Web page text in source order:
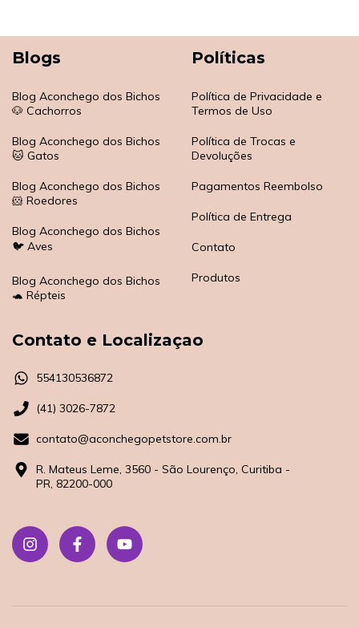
Blogs
Blog Aconchego dos Bichos
🐶 Cachorros
Blog Aconchego dos Bichos
🐱 Gatos
Blog Aconchego dos Bichos
🐹 Roedores
Blog Aconchego dos Bichos
🐦 Aves
Blog Aconchego dos Bichos
🐢 Répteis
Políticas
Política de Privacidade e
Termos de Uso
Política de Trocas e
Devoluções
Pagamentos Reembolso
Política de Entrega
Contato
Produtos
Contato e Localizaçao
554130536872
(41) 3026-7872
contato@aconchegopetstore.com.br
R. Mateus Leme, 3560 - São Lourenço, Curitiba -
PR, 82200-000